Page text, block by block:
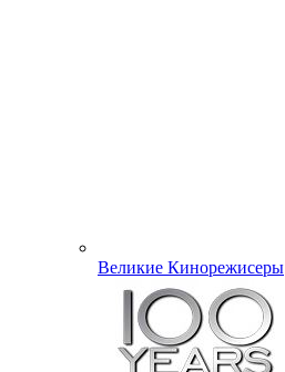
Великие Кинорежисеры